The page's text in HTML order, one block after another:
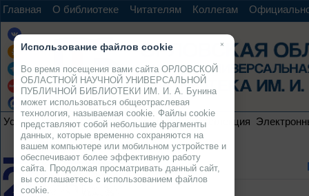
Главная О библиотеке Читателям Коллегам
Услуги Ресурсы Проекты Электронная коллекция
×
Использование файлов cookie
Во время посещения вами сайта ОРЛОВСКОЙ
ОБЛАСТНОЙ НАУЧНОЙ УНИВЕРСАЛЬНОЙ
ПУБЛИЧНОЙ БИБЛИОТЕКИ ИМ. И. А. Бунина
может использоваться общеотраслевая
технология, называемая cookie. Файлы cookie
представляют собой небольшие фрагменты
данных, которые временно сохраняются на
вашем компьютере или мобильном устройстве и
обеспечивают более эффективную работу
сайта. Продолжая просматривать данный сайт,
вы соглашаетесь с использованием файлов
cookie.